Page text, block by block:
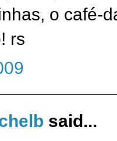
o café-
rs
said...